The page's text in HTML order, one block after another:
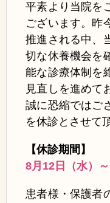
平素より当院を
ございます。昨
推進される中、
切な休養機会を
能な診療体制を
見直しを進めて
誠に恐縮ではご
を休診とさせて
【休診期間】
8月12日（水）
患者様・保護者